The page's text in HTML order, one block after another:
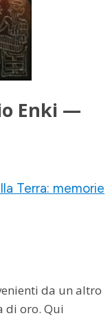
Enki —
Terra: memorie
da un altro
di oro. Qui